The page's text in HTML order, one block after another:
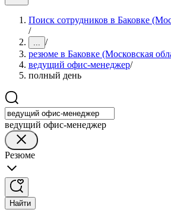
Поиск сотрудников в Баковке
/
... /
резюме в Баковке (Московская
ведущий офис-менеджер/
полный день
ведущий офис-менеджер
Резюме
Найти